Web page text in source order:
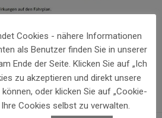
Cookies - nähere Informationen
als Benutzer finden Sie in unserer
Ende der Seite. Klicken Sie auf „Ich
zu akzeptieren und direkt unsere
oder klicken Sie auf „Cookie-
Cookies selbst zu verwalten.